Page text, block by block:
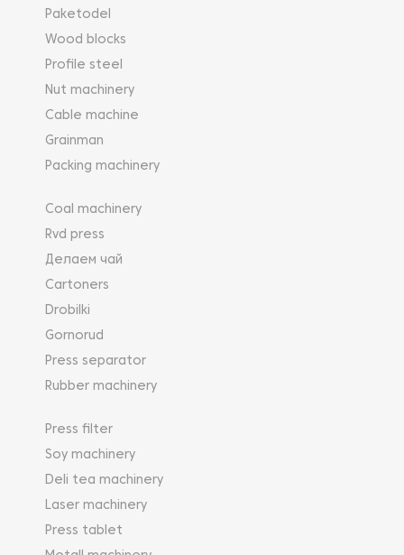
Paketodel
Wood blocks
Profile steel
Nut machinery
Cable machine
Grainman
Packing machinery
Coal machinery
Rvd press
Делаем чай
Cartoners
Drobilki
Gornorud
Press separator
Rubber machinery
Press filter
Soy machinery
Deli tea machinery
Laser machinery
Press tablet